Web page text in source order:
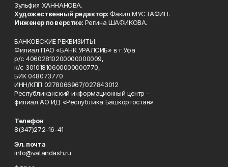
Зульфия ХАННАНОВА.
Художественный редактор: Факил МУСТАФИН.
Инженер по верстке: Регина ШАФИКОВА.
БАНКОВСКИЕ РЕКВИЗИТЫ:
Филиал ПАО «БАНК УРАЛСИБ» в г.Уфа
р/с 40602810200000000009,
к/с 30101810600000000770,
БИК 048073770
ИНН/КПП 0278066967/027843012
Республиканский информационный центр –
филиал АО ИД «Республика Башкортостан»
Телефон
8(347)272-16-41
Эл. почта
info@vatandash.ru